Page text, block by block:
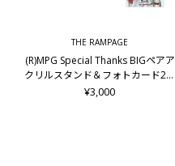
THE RAMPAGE
(R)MPG Special Thanks BIGペアア
クリルスタンド＆フォトカード2枚
セット/LIKIYA&岩谷翔吾
¥3,000